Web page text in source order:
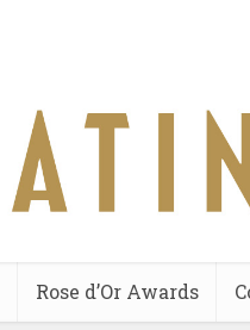
Rose d’Or Awards